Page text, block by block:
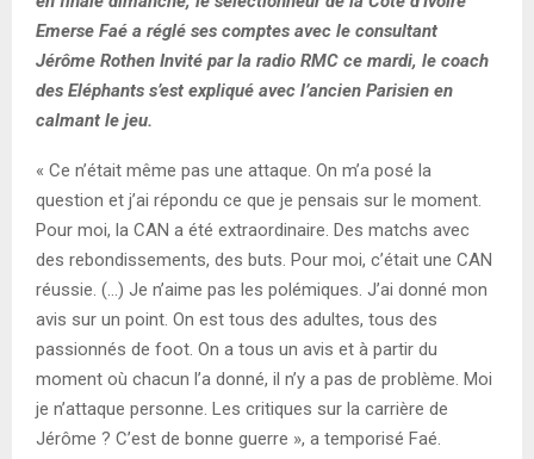
Emerse Faé a réglé ses comptes avec le consultant
Jérôme Rothen Invité par la radio RMC ce mardi, le coach
des Eléphants s’est expliqué avec l’ancien Parisien en
calmant le jeu.
« Ce n’était même pas une attaque. On m’a posé la
question et j’ai répondu ce que je pensais sur le moment.
Pour moi, la CAN a été extraordinaire. Des matchs avec
des rebondissements, des buts. Pour moi, c’était une CAN
réussie. (…) Je n’aime pas les polémiques. J’ai donné mon
avis sur un point. On est tous des adultes, tous des
passionnés de foot. On a tous un avis et à partir du
moment où chacun l’a donné, il n’y a pas de problème. Moi
je n’attaque personne. Les critiques sur la carrière de
Jérôme ? C’est de bonne guerre », a temporisé Faé.